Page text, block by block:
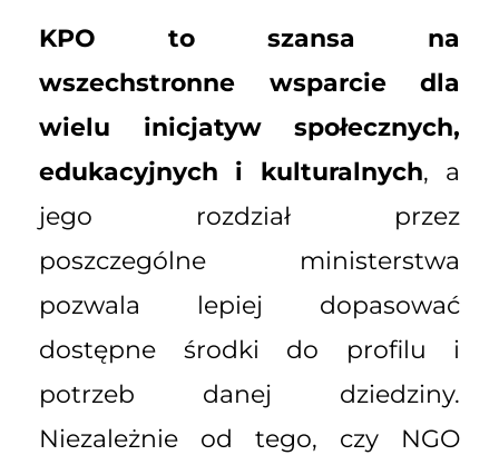
KPO to szansa na
wszechstronne wsparcie dla
wielu inicjatyw społecznych,
edukacyjnych i kulturalnych, a
jego rozdział przez
poszczególne ministerstwa
pozwala lepiej dopasować
dostępne środki do profilu i
potrzeb danej dziedziny.
Niezależnie od tego, czy NGO